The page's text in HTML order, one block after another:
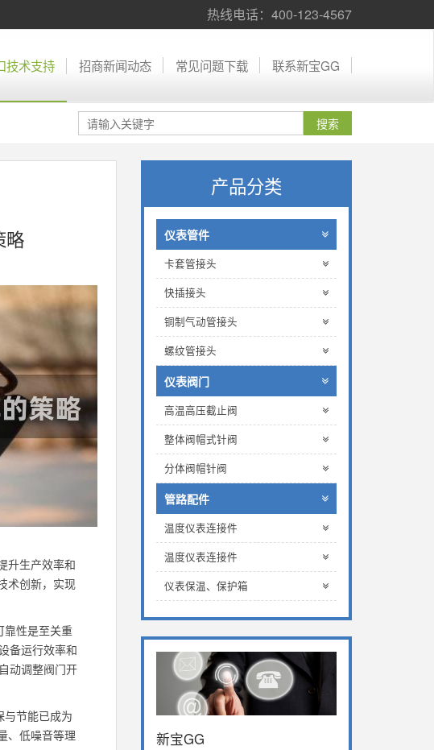
热线电话：400-123-4567
技术支持 招商新闻动态 常见问题下载 联系新宝GG
略
升生产效率和
术创新，实现
靠性是至关重
备运行效率和
动调整阀门开
与节能已成为
、低噪音等理
产品分类
仪表管件
卡套管接头
快插接头
铜制气动管接头
螺纹管接头
仪表阀门
高温高压截止阀
整体阀帽式针阀
分体阀帽针阀
管路配件
温度仪表连接件
温度仪表连接件
仪表保温、保护箱
新宝GG